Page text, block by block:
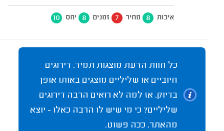
איכות 8 מחיר 7 זמנים 8 יחס 10
כל חוות הדעת מוצגות תמיד. דירוגים
חיוביים או שליליים מוצגים באותו אופן
בדיוק. אז למה לא רואים הרבה דירוגים
שליליים? כי מי שיש לו הרבה כאלו - יוצא
מהאתר. ככה פשוט.